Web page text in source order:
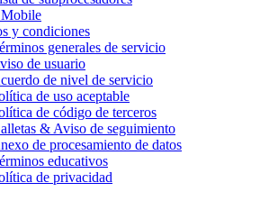
y condiciones
generales de servicio
de usuario
de nivel de servicio
de uso aceptable
de código de terceros
& Aviso de seguimiento
de procesamiento de datos
educativos
de privacidad